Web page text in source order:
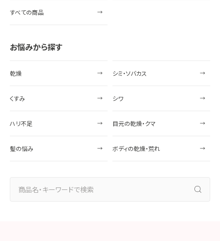
すべての商品
お悩みから探す
乾燥 シミ・ソバカス
くすみ シワ
ハリ不足 目元の乾燥・クマ
髪の悩み ボディの乾燥・荒れ